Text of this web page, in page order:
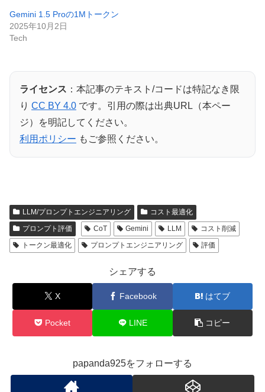
Gemini 1.5 Proの1Mトークン
2025年10月2日
Tech
ライセンス ：本記事のテキスト/コードは特記なき限
り CC BY 4.0 です。引用の際は出典URL（本ペー
ジ）を明記してください。
利用ポリシー もご参照ください。
LLM/プロンプトエンジニアリング
コスト最適化
プロンプト評価
CoT Gemini LLM
コスト削減
トークン最適化
プロンプトエンジニアリング 評価
シェアする
X Facebook はてブ
Pocket LINE コピー
papanda925をフォローする